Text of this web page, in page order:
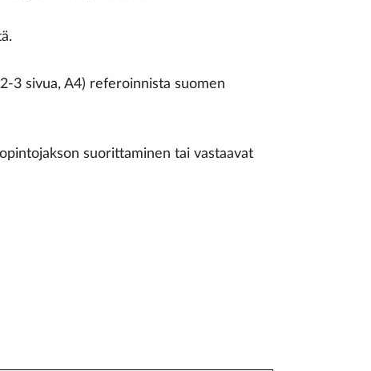
3 sivua, A4) referoinnista suomen
suorittaminen tai vastaavat